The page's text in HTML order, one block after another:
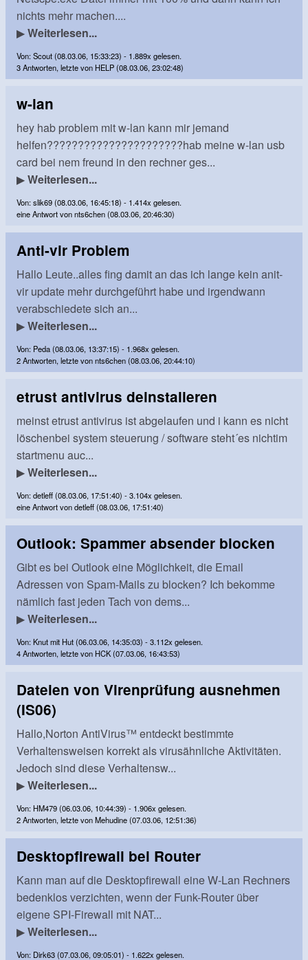
nichts mehr machen....
▶Weiterlesen...
Von: Scout (08.03.06, 15:33:23) - 1.889x gelesen.
3 Antworten, letzte von HELP (08.03.06, 23:02:48)
w-lan
hey hab problem mit w-lan kann mir jemand
helfen??????????????????????hab meine w-lan usb
card bei nem freund in den rechner ges...
▶Weiterlesen...
Von: slik69 (08.03.06, 16:45:18) - 1.414x gelesen.
eine Antwort von nts6chen (08.03.06, 20:46:30)
Anti-vir Problem
Hallo Leute..alles fing damit an das ich lange kein anit-
vir update mehr durchgeführt habe und irgendwann
verabschiedete sich an...
▶Weiterlesen...
Von: Peda (08.03.06, 13:37:15) - 1.968x gelesen.
2 Antworten, letzte von nts6chen (08.03.06, 20:44:10)
etrust antivirus deinstalieren
meinst etrust antivirus ist abgelaufen und i kann es nicht
löschenbei system steuerung / software steht´es nichtim
startmenu auc...
▶Weiterlesen...
Von: detleff (08.03.06, 17:51:40) - 3.104x gelesen.
eine Antwort von detleff (08.03.06, 17:51:40)
Outlook: Spammer absender blocken
Gibt es bei Outlook eine Möglichkeit, die Email
Adressen von Spam-Mails zu blocken? Ich bekomme
nämlich fast jeden Tach von dems...
▶Weiterlesen...
Von: Knut mit Hut (06.03.06, 14:35:03) - 3.112x gelesen.
4 Antworten, letzte von HCK (07.03.06, 16:43:53)
Dateien von Virenprüfung ausnehmen
(IS06)
Hallo,Norton AntiVirus™ entdeckt bestimmte
Verhaltensweisen korrekt als virusähnliche Aktivitäten.
Jedoch sind diese Verhaltensw...
▶Weiterlesen...
Von: HM479 (06.03.06, 10:44:39) - 1.906x gelesen.
2 Antworten, letzte von Mehudine (07.03.06, 12:51:36)
Desktopfirewall bei Router
Kann man auf die Desktopfirewall eine W-Lan Rechners
bedenklos verzichten, wenn der Funk-Router über
eigene SPI-Firewall mit NAT...
▶Weiterlesen...
Von: Dirk63 (07.03.06, 09:05:01) - 1.622x gelesen.